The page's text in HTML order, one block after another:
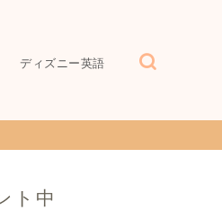
ディズニー英語
ト中